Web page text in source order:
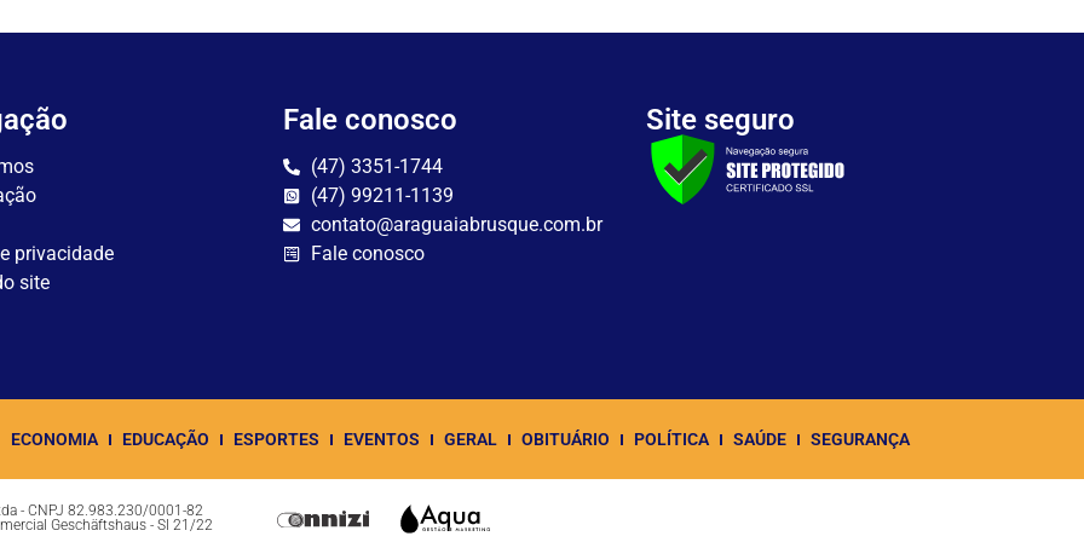
privacidade
site
Fale conosco
(47) 3351-1744
(47) 99211-1139
contato@araguaiabrusque.com.br
Fale conosco
Site seguro
ECONOMIA EDUCAÇÃO ESPORTES EVENTOS GERAL OBITUÁRIO POLÍTICA SAÚDE SEGURANÇA
- CNPJ 82.983.230/0001-82
Geschäftshaus - Sl 21/22